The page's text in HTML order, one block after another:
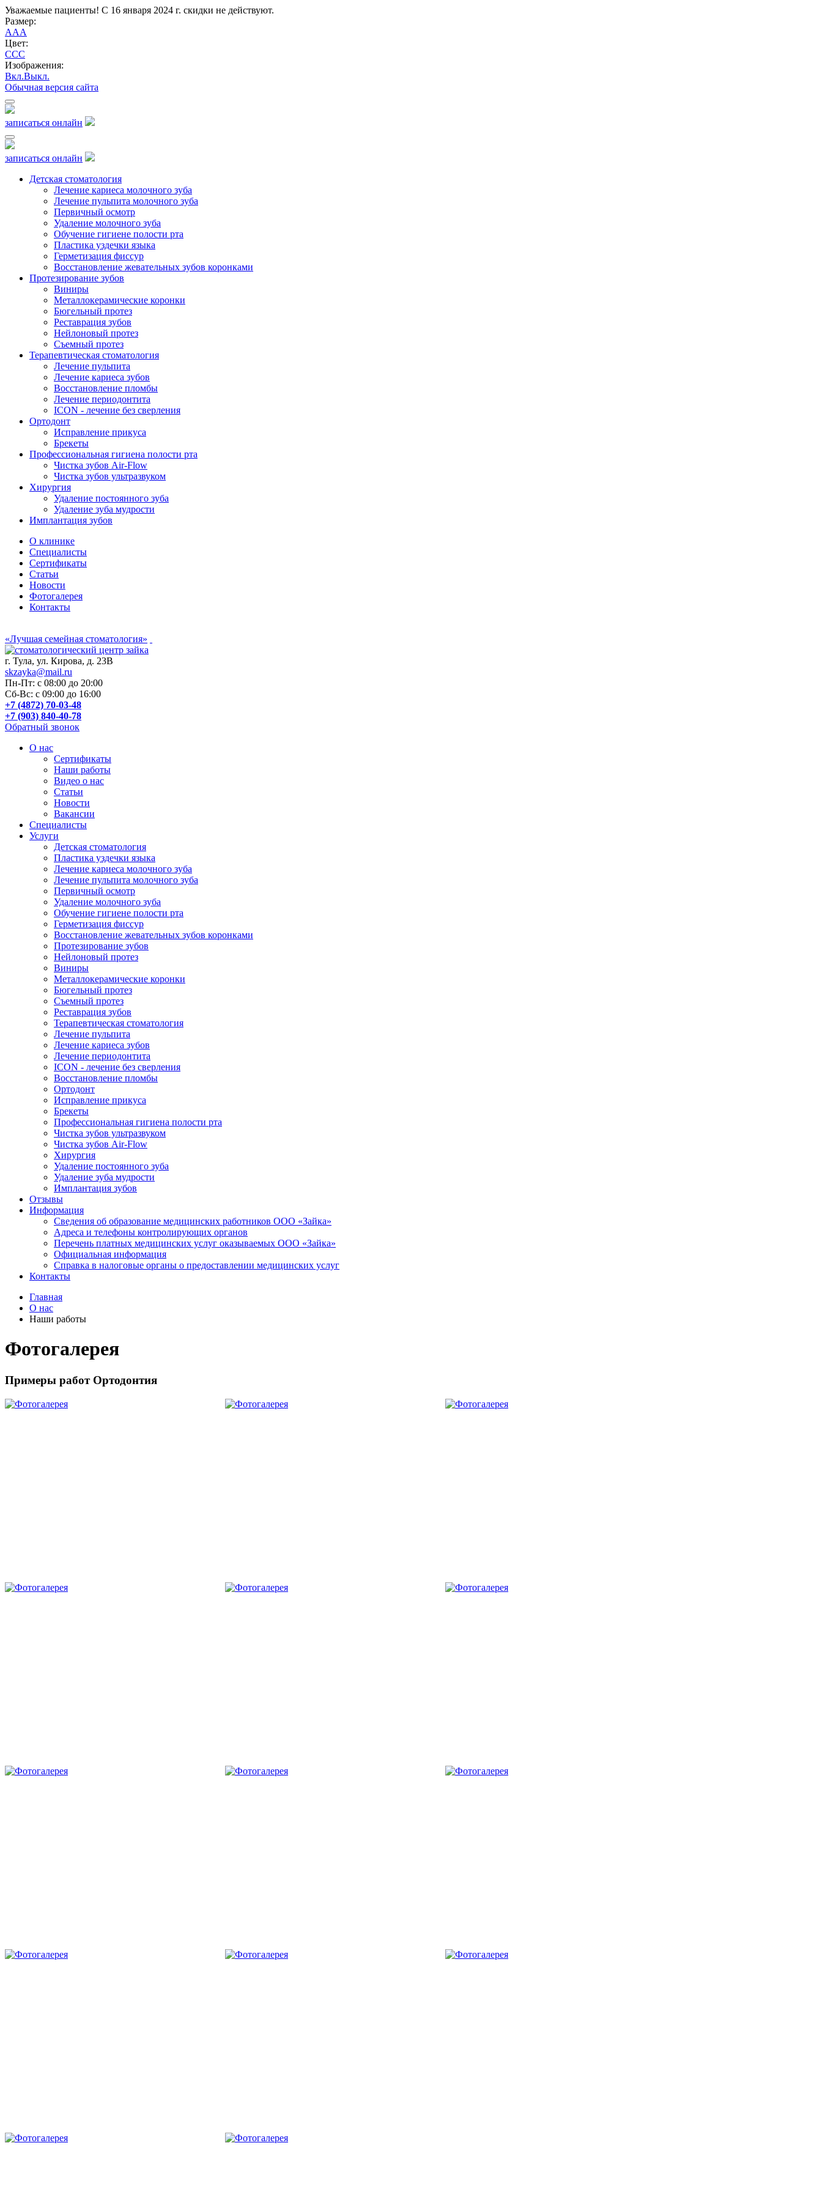
Уважаемые пациенты! С 16 января 2024 г. скидки не действуют.
Размер:
AAA
Цвет:
CCC
Изображения:
Вкл.Выкл.
Обычная версия сайта
записаться онлайн
записаться онлайн
Детская стоматология
Лечение кариеса молочного зуба
Лечение пульпита молочного зуба
Первичный осмотр
Удаление молочного зуба
Обучение гигиене полости рта
Пластика уздечки языка
Герметизация фиссур
Восстановление жевательных зубов коронками
Протезирование зубов
Виниры
Металлокерамические коронки
Бюгельный протез
Реставрация зубов
Нейлоновый протез
Съемный протез
Терапевтическая стоматология
Лечение пульпита
Лечение кариеса зубов
Восстановление пломбы
Лечение периодонтита
ICON - лечение без сверления
Ортодонт
Исправление прикуса
Брекеты
Профессиональная гигиена полости рта
Чистка зубов Air-Flow
Чистка зубов ультразвуком
Хирургия
Удаление постоянного зуба
Удаление зуба мудрости
Имплантация зубов
О клинике
Специалисты
Сертификаты
Статьи
Новости
Фотогалерея
Контакты
«Лучшая семейная стоматология»
г. Тула, ул. Кирова, д. 23В
skzayka@mail.ru
Пн-Пт: с 08:00 до 20:00
Сб-Вс: с 09:00 до 16:00
+7 (4872) 70-03-48
+7 (903) 840-40-78
Обратный звонок
О нас
Сертификаты
Наши работы
Видео о нас
Статьи
Новости
Вакансии
Специалисты
Услуги
Детская стоматология
Пластика уздечки языка
Лечение кариеса молочного зуба
Лечение пульпита молочного зуба
Первичный осмотр
Удаление молочного зуба
Обучение гигиене полости рта
Герметизация фиссур
Восстановление жевательных зубов коронками
Протезирование зубов
Нейлоновый протез
Виниры
Металлокерамические коронки
Бюгельный протез
Съемный протез
Реставрация зубов
Терапевтическая стоматология
Лечение пульпита
Лечение кариеса зубов
Лечение периодонтита
ICON - лечение без сверления
Восстановление пломбы
Ортодонт
Исправление прикуса
Брекеты
Профессиональная гигиена полости рта
Чистка зубов ультразвуком
Чистка зубов Air-Flow
Хирургия
Удаление постоянного зуба
Удаление зуба мудрости
Имплантация зубов
Отзывы
Информация
Сведения об образование медицинских работников ООО «Зайка»
Адреса и телефоны контролирующих органов
Перечень платных медицинских услуг оказываемых ООО «Зайка»
Официальная информация
Справка в налоговые органы о предоставлении медицинских услуг
Контакты
Главная
О нас
Наши работы
Фотогалерея
Примеры работ Ортодонтия